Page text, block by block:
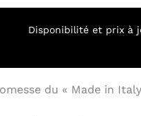
soin pour
Disponibilité et prix à
du « Made in